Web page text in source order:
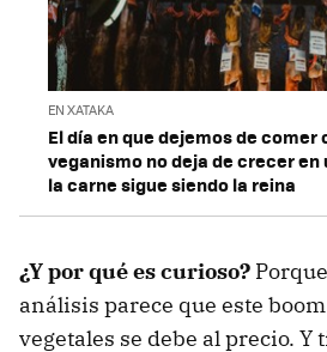
EN XATAKA
El día en que dejemos de comer
veganismo no deja de crecer en
la carne sigue siendo la reina
¿Y por qué es curioso?
análisis parece que este
vegetales se debe al precio. Y